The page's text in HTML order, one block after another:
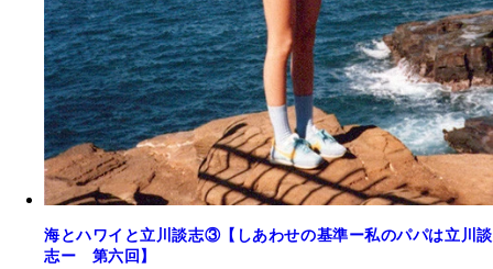
海とハワイと立川談志③【しあわせの基準ー私のパパは立川談
志ー 第六回】